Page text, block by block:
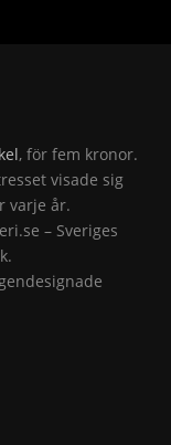
, för fem kronor.
visade sig
varje år.
– Sveriges